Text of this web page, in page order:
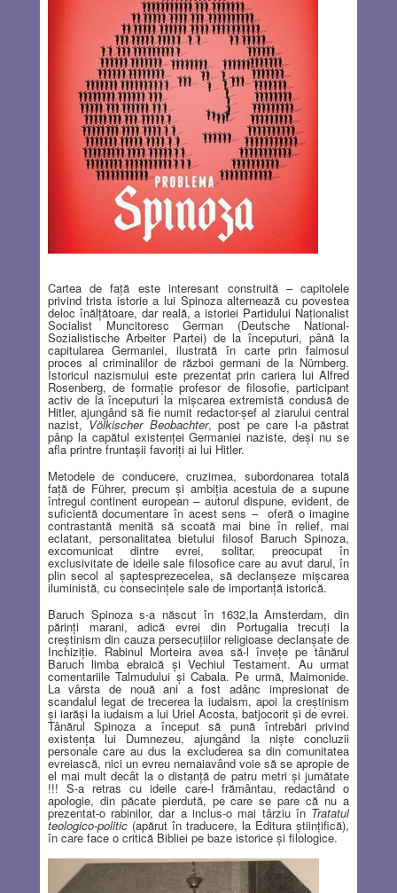
Cartea de faţă este interesant construită – capitolele
privind trista istorie a lui Spinoza alternează cu povestea
deloc înălţătoare, dar reală, a istoriei Partidului Naţionalist
Socialist Muncitoresc German (Deutsche National-
Sozialistische Arbeiter Partei) de la începuturi, până la
capitularea Germaniei, ilustrată în carte prin faimosul
proces al criminalilor de război germani de la Nürnberg.
Istoricul nazismului este prezentat prin cariera lui Alfred
Rosenberg, de formaţie profesor de filosofie, participant
activ de la începuturi la mişcarea extremistă condusă de
Hitler, ajungând să fie numit redactor-şef al ziarului central
nazist,Völkischer Beobachter, post pe care l-a păstrat
pânp la capătul existenţei Germaniei naziste, deşi nu se
afla printre fruntaşii favoriţi ai lui Hitler.
Metodele de conducere, cruzimea, subordonarea totală
faţă de Führer, precum şi ambiţia acestuia de a supune
întregul continent european – autorul dispune, evident, de
suficientă documentare în acest sens – oferă o imagine
contrastantă menită să scoată mai bine în relief, mai
eclatant, personalitatea bietului filosof Baruch Spinoza,
excomunicat dintre evrei, solitar, preocupat în
exclusivitate de ideile sale filosofice care au avut darul, în
plin secol al şaptesprezecelea, să declanşeze mişcarea
iluministă, cu consecinţele sale de importanţă istorică.
Baruch Spinoza s-a născut în 1632,la Amsterdam, din
părinţi marani, adică evrei din Portugalia trecuţi la
creştinism din cauza persecuţiilor religioase declanşate de
Inchiziţie. Rabinul Morteira avea să-l înveţe pe tânărul
Baruch limba ebraică şi Vechiul Testament. Au urmat
comentariile Talmudului şi Cabala. Pe urmă, Maimonide.
La vârsta de nouă ani a fost adânc impresionat de
scandalul legat de trecerea la iudaism, apoi la creştinism
şi iarăşi la iudaism a lui Uriel Acosta, batjocorit şi de evrei.
Tânărul Spinoza a început să pună întrebări privind
existenţa lui Dumnezeu, ajungând la nişte concluzii
personale care au dus la excluderea sa din comunitatea
evreiască, nici un evreu nemaiavând voie să se apropie de
el mai mult decât la o distanţă de patru metri şi jumătate
!!! S-a retras cu ideile care-l frământau, redactând o
apologie, din păcate pierdută, pe care se pare că nu a
prezentat-o rabinilor, dar a inclus-o mai târziu în Tratatul
teologico-politic(apărut în traducere, la Editura ştiinţifică),
în care face o critică Bibliei pe baze istorice şi filologice.